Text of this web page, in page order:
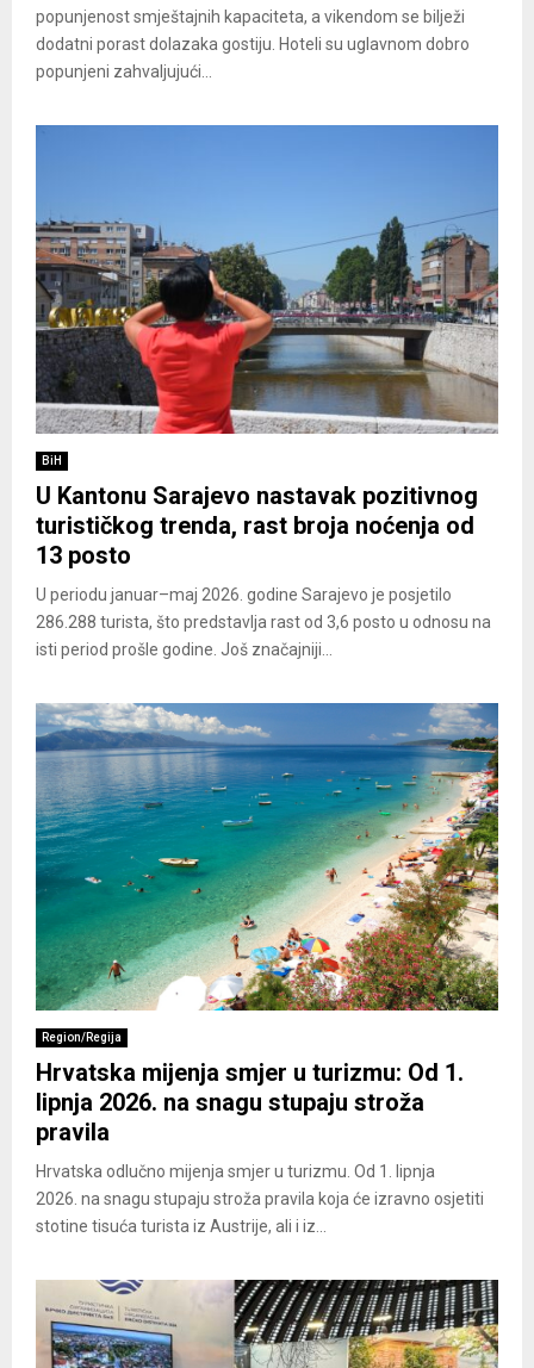
popunjenost smještajnih kapaciteta, a vikendom se bilježi
dodatni porast dolazaka gostiju. Hoteli su uglavnom dobro
popunjeni zahvaljujući...
BiH
U Kantonu Sarajevo nastavak pozitivnog
turističkog trenda, rast broja noćenja od
13 posto
U periodu januar–maj 2026. godine Sarajevo je posjetilo
286.288 turista, što predstavlja rast od 3,6 posto u odnosu na
isti period prošle godine. Još značajniji...
Region/Regija
Hrvatska mijenja smjer u turizmu: Od 1.
lipnja 2026. na snagu stupaju stroža
pravila
Hrvatska odlučno mijenja smjer u turizmu. Od 1. lipnja
2026. na snagu stupaju stroža pravila koja će izravno osjetiti
stotine tisuća turista iz Austrije, ali i iz...